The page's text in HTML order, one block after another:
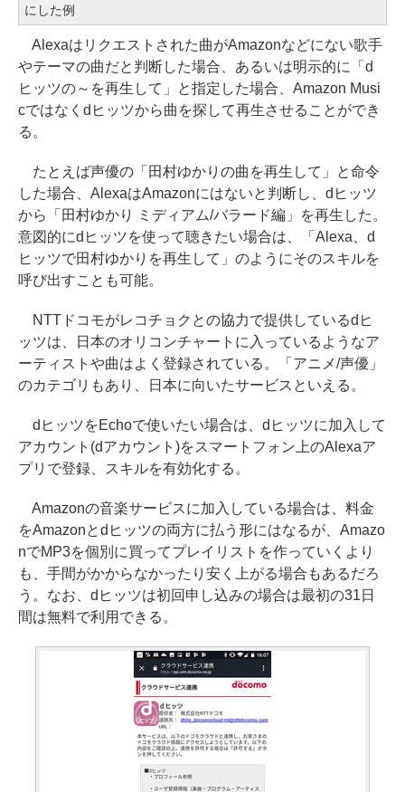
にした例
Alexaはリクエストされた曲がAmazonなどにない歌手
やテーマの曲だと判断した場合、あるいは明示的に「d
ヒッツの～を再生して」と指定した場合、Amazon Musi
cではなくdヒッツから曲を探して再生させることができ
る。
たとえば声優の「田村ゆかりの曲を再生して」と命令
した場合、AlexaはAmazonにはないと判断し、dヒッツ
から「田村ゆかり ミディアム/バラード編」を再生した。
意図的にdヒッツを使って聴きたい場合は、「Alexa、d
ヒッツで田村ゆかりを再生して」のようにそのスキルを
呼び出すことも可能。
NTTドコモがレコチョクとの協力で提供しているdヒ
ッツは、日本のオリコンチャートに入っているようなア
ーティストや曲はよく登録されている。「アニメ/声優」
のカテゴリもあり、日本に向いたサービスといえる。
dヒッツをEchoで使いたい場合は、dヒッツに加入して
アカウント(dアカウント)をスマートフォン上のAlexaア
プリで登録、スキルを有効化する。
Amazonの音楽サービスに加入している場合は、料金
をAmazonとdヒッツの両方に払う形にはなるが、Amazo
nでMP3を個別に買ってプレイリストを作っていくより
も、手間がかからなかったり安く上がる場合もあるだろ
う。なお、dヒッツは初回申し込みの場合は最初の31日
間は無料で利用できる。